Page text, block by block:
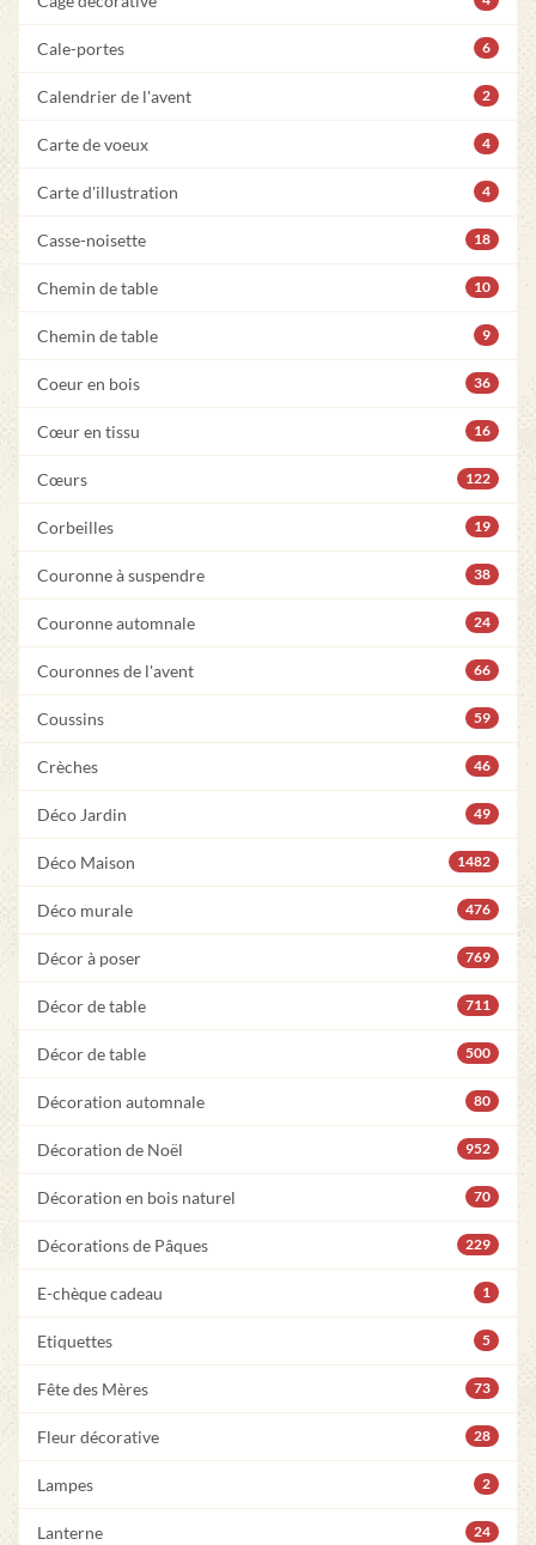
Cale-portes 6
Calendrier de l'avent 2
Carte de voeux 4
Carte d'illustration 4
Casse-noisette 18
Chemin de table 10
Chemin de table 9
Coeur en bois 36
Cœur en tissu 16
Cœurs 122
Corbeilles 19
Couronne à suspendre 38
Couronne automnale 24
Couronnes de l'avent 66
Coussins 59
Crèches 46
Déco Jardin 49
Déco Maison 1482
Déco murale 476
Décor à poser 769
Décor de table 711
Décor de table 500
Décoration automnale 80
Décoration de Noël 952
Décoration en bois naturel 70
Décorations de Pâques 229
E-chèque cadeau 1
Etiquettes 5
Fête des Mères 73
Fleur décorative 28
Lampes 2
Lanterne 24